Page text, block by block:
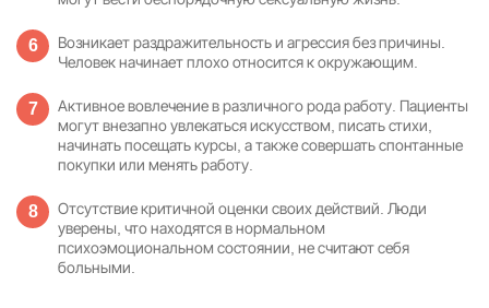
Возникает раздражительность и агрессия без причины.
Человек начинает плохо относится к окружающим.
Активное вовлечение в различного рода работу. Пациенты
могут внезапно увлекаться искусством, писать стихи,
начинать посещать курсы, а также совершать спонтанные
покупки или менять работу.
Отсутствие критичной оценки своих действий. Люди
уверены, что находятся в нормальном
психоэмоциональном состоянии, не считают себя
больными.